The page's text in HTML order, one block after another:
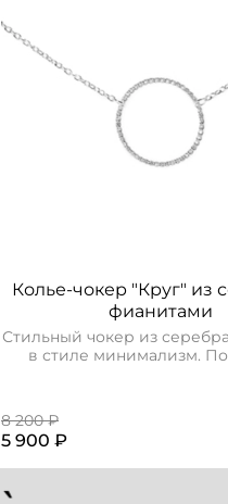
Колье-чокер "Круг" из
фианитами
Стильный чокер из
в стиле минимализм.
8 200 ₽
5 900 ₽